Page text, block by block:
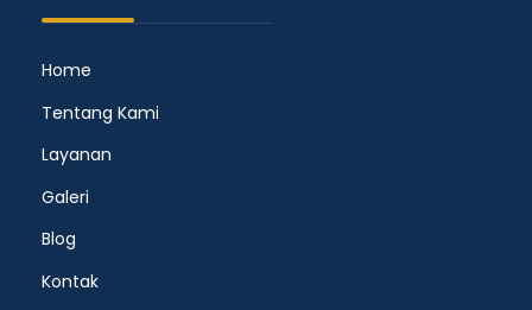
Home
Tentang Kami
Layanan
Galeri
Blog
Kontak